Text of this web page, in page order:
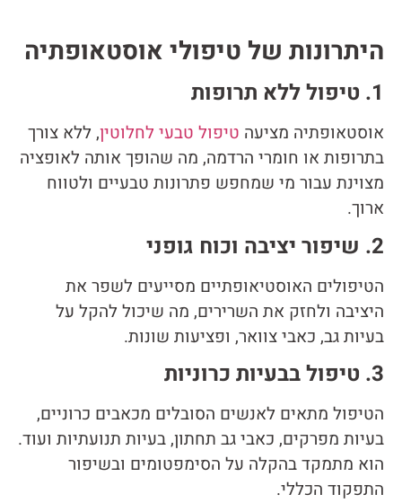
היתרונות של טיפולי אוסטאופתיה
1. טיפול ללא תרופות
אוסטאופתיה מציעה טיפול טבעי לחלוטין, ללא צורך
בתרופות או חומרי הרדמה, מה שהופך אותה לאופציה
מצוינת עבור מי שמחפש פתרונות טבעיים ולטווח
ארוך.
2. שיפור יציבה וכוח גופני
הטיפולים האוסטיאופתיים מסייעים לשפר את
היציבה ולחזק את השרירים, מה שיכול להקל על
בעיות גב, כאבי צוואר, ופציעות שונות.
3. טיפול בבעיות כרוניות
הטיפול מתאים לאנשים הסובלים מכאבים כרוניים,
בעיות מפרקים, כאבי גב תחתון, בעיות תנועתיות ועוד.
הוא מתמקד בהקלה על הסימפטומים ובשיפור
התפקוד הכללי.